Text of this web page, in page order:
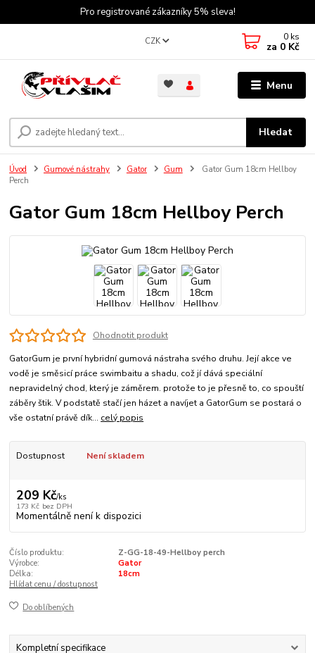
Pro registrované zákazníky 5% sleva!
Menu
CZK
Hledat
0 ks
za 0 Kč
Úvod Gumové nástrahy Gator Gum
Gator Gum 18cm Hellboy
Perch
Gator Gum 18cm Hellboy Perch
Ohodnotit produkt
GatorGum je první hybridní gumová nástraha svého druhu. Její akce ve
vodě je směsicí práce swimbaitu a shadu, což jí dává speciální
nepravidelný chod, který je záměrem. protože to je přesně to, co spouští
záběry štik. V podstatě stačí jen házet a navíjet a GatorGum se postará o
vše ostatní právě dík... celý popis
Dostupnost Není skladem
209 Kč/ks
173 Kč bez DPH
Momentálně není k dispozici
Číslo produktu:
Z-GG-18-49-Hellboy perch
Výrobce:
Gator
Délka:
18cm
Hlídat cenu / dostupnost
Do oblíbených
Kompletní specifikace